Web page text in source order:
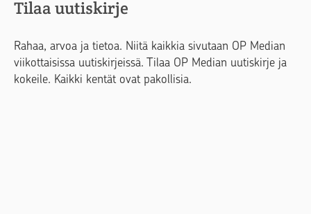
Tilaa uutiskirje
Rahaa, arvoa ja tietoa. Niitä kaikkia sivutaan OP Median
viikottaisissa uutiskirjeissä. Tilaa OP Median uutiskirje ja
kokeile. Kaikki kentät ovat pakollisia.